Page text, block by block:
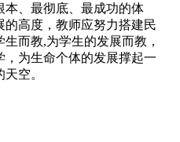
本、最彻底、最成功的体
高度，教师应努力搭建民
而教,为学生的发展而教，
为生命个体的发展撑起一
空。